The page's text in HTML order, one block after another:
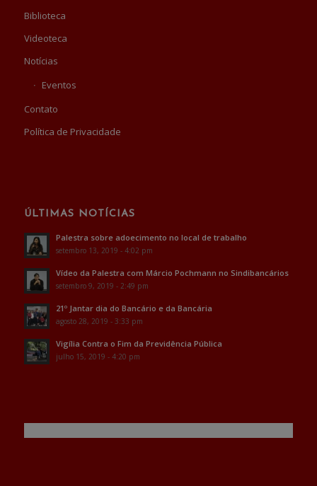
Biblioteca
Videoteca
Notícias
Eventos
Contato
Política de Privacidade
ÚLTIMAS NOTÍCIAS
Palestra sobre adoecimento no local de trabalho
setembro 13, 2019 - 4:02 pm
Vídeo da Palestra com Márcio Pochmann no Sindibancários
setembro 9, 2019 - 2:49 pm
21º Jantar dia do Bancário e da Bancária
agosto 28, 2019 - 3:33 pm
Vigília Contra o Fim da Previdência Pública
julho 15, 2019 - 4:20 pm